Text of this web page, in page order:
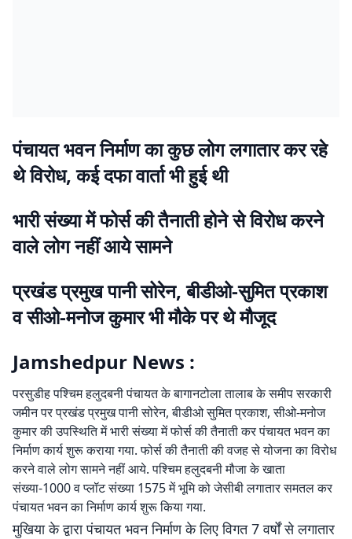
पंचायत भवन निर्माण का कुछ लोग लगातार कर रहे
थे विरोध, कई दफा वार्ता भी हुई थी
भारी संख्या में फोर्स की तैनाती होने से विरोध करने
वाले लोग नहीं आये सामने
प्रखंड प्रमुख पानी सोरेन, बीडीओ-सुमित प्रकाश
व सीओ-मनोज कुमार भी मौके पर थे मौजूद
Jamshedpur News :
परसुडीह पश्चिम हलुदबनी पंचायत के बागानटोला तालाब के समीप सरकारी
जमीन पर प्रखंड प्रमुख पानी सोरेन, बीडीओ सुमित प्रकाश, सीओ-मनोज
कुमार की उपस्थिति में भारी संख्या में फोर्स की तैनाती कर पंचायत भवन का
निर्माण कार्य शुरू कराया गया. फोर्स की तैनाती की वजह से योजना का विरोध
करने वाले लोग सामने नहीं आये. पश्चिम हलुदबनी मौजा के खाता
संख्या-1000 व प्लॉट संख्या 1575 में भूमि को जेसीबी लगातार समतल कर
पंचायत भवन का निर्माण कार्य शुरू किया गया.
मुखिया के द्वारा पंचायत भवन निर्माण के लिए विगत 7 वर्षों से लगातार